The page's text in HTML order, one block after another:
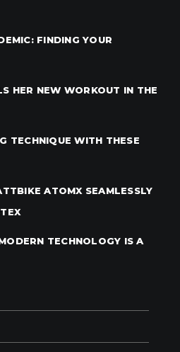
FINDING YOUR
HER NEW WORKOUT IN THE
TECHNIQUE WITH THESE
ATOMX SEAMLESSLY
TECHNOLOGY IS A